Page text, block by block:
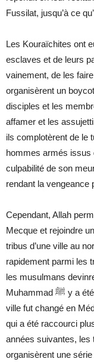
Fussilat, jusqu’à ce
Les Kouraïchites ont
esclaves et de leurs
vainement, de les
organisèrent un
disciples et les
affamer et les
ils complotèrent de le
hommes armés issus
culpabilité de son
rendant la vengeance
Cependant, Allah
Mecque et rejoindre
tribus d’une ville au
rapidement parmi les
les musulmans
Muhammad ﷺ y a
ville fut changé en
qui a été raccourci
années suivantes, les
organisèrent une